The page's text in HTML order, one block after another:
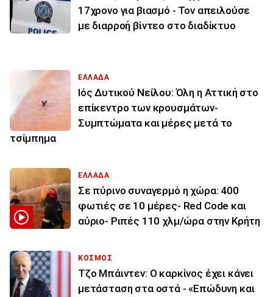
17χρονο για βιασμό - Τον απειλούσε
με διαρροή βίντεο στο διαδίκτυο
ΕΛΛΑΔΑ
Ιός Δυτικού Νείλου: Όλη η Αττική στο
επίκεντρο των κρουσμάτων-
Συμπτώματα και μέρες μετά το
τσίμπημα
ΕΛΛΑΔΑ
Σε πύρινο συναγερμό η χώρα: 400
φωτιές σε 10 μέρες- Red Code και
αύριο- Ριπές 110 χλμ/ώρα στην Κρήτη
ΚΟΣΜΟΣ
Τζο Μπάιντεν: Ο καρκίνος έχει κάνει
μετάσταση στα οστά - «Επώδυνη και